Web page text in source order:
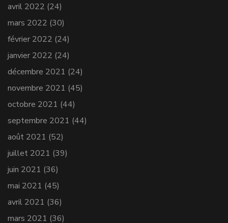
avril 2022 (24)
mars 2022 (30)
février 2022 (24)
janvier 2022 (24)
décembre 2021 (24)
novembre 2021 (45)
octobre 2021 (44)
septembre 2021 (44)
août 2021 (52)
juillet 2021 (39)
juin 2021 (36)
mai 2021 (45)
avril 2021 (36)
mars 2021 (36)